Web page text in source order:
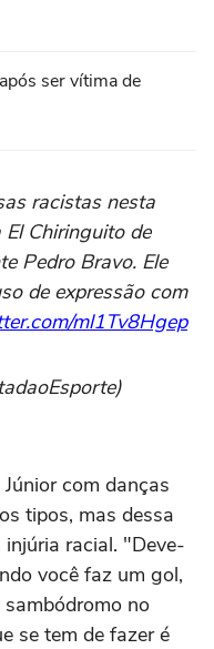
ser vítima de
racistas nesta
Chiringuito de
Pedro Bravo. Ele
de expressão com
ml1Tv8Hgep
com danças
tipos, mas dessa
racial. "Deve-
você faz um gol,
no
se tem de fazer é